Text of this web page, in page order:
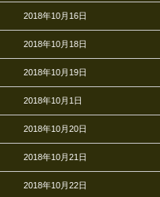
2018年10月16日
2018年10月18日
2018年10月19日
2018年10月1日
2018年10月20日
2018年10月21日
2018年10月22日